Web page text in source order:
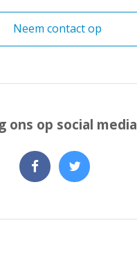
Neem contact op
ons op social media